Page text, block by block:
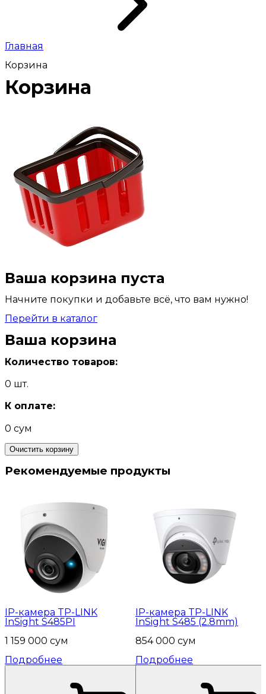
Главная
Корзина
Корзина
Ваша корзина пуста
Начните покупки и добавьте всё, что вам нужно!
Перейти в каталог
Ваша корзина
Количество товаров:
0 шт.
К оплате:
0 сум
Очистить корзину
Рекомендуемые продукты
IP-камера TP-LINK
InSight S485PI
1 159 000 сум
Подробнее
IP-камера TP-LINK
InSight S485 (2.8mm)
854 000 сум
Подробнее